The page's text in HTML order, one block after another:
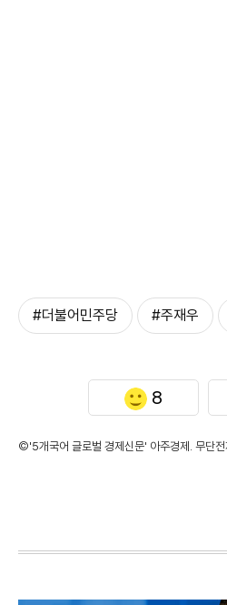
#더불어민주당 #주재우
8
©'5개국어 글로벌 경제신문' 아주경제. 무단전